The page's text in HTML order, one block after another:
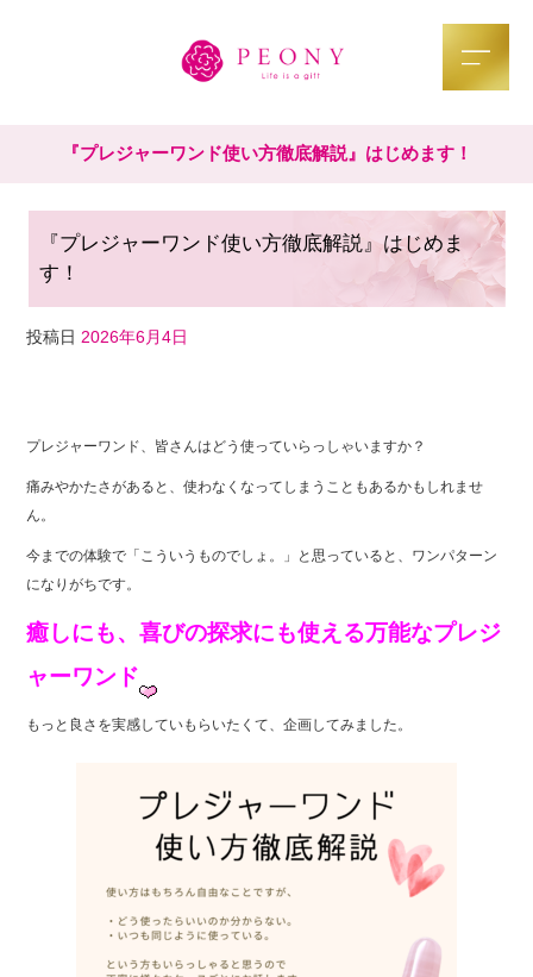
『プレジャーワンド使い方徹底解説』はじめます！
『プレジャーワンド使い方徹底解説』はじめま
す！
投稿日 2026年6月4日
a
c
e
b
o
o
k
wi
tt
er
n
e
プレジャーワンド、皆さんはどう使っていらっしゃいますか？
痛みやかたさがあると、使わなくなってしまうこともあるかもしれませ
ん。
今までの体験で「こういうものでしょ。」と思っていると、ワンパターン
になりがちです。
癒しにも、喜びの探求にも使える万能なプレジ
ャーワンド
もっと良さを実感していもらいたくて、企画してみました。